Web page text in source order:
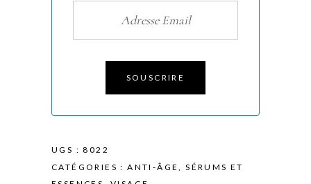
SOUSCRIRE
UGS :8022
CATÉGORIES :ANTI-ÂGE,SÉRUMS ET